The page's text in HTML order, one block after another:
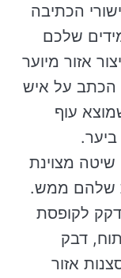
הכתיבה
שלכם
אזור מיוער
הכתב על איש
עוף
שיטה מצוינת
שלהם ממש.
לקופסת
דבק
אזור